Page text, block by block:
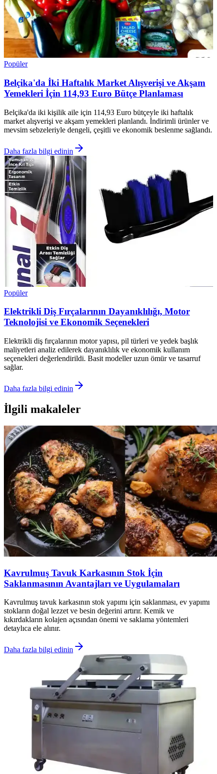
Popüler
Belçika'da İki Haftalık Market Alışverişi ve Akşam
Yemekleri İçin 114,93 Euro Bütçe Planlaması
Belçika'da iki kişilik aile için 114,93 Euro bütçeyle iki haftalık
market alışverişi ve akşam yemekleri planlandı. İndirimli ürünler ve
mevsim sebzeleriyle dengeli, çeşitli ve ekonomik beslenme sağlandı.
Daha fazla bilgi edinin
Popüler
Elektrikli Diş Fırçalarının Dayanıklılığı, Motor
Teknolojisi ve Ekonomik Seçenekleri
Elektrikli diş fırçalarının motor yapısı, pil türleri ve yedek başlık
maliyetleri analiz edilerek dayanıklılık ve ekonomik kullanım
seçenekleri değerlendirildi. Basit modeller uzun ömür ve tasarruf
sağlar.
Daha fazla bilgi edinin
İlgili makaleler
Kavrulmuş Tavuk Karkasının Stok İçin
Saklanmasının Avantajları ve Uygulamaları
Kavrulmuş tavuk karkasının stok yapımı için saklanması, ev yapımı
stokların doğal lezzet ve besin değerini artırır. Kemik ve
kıkırdakların kolajen açısından önemi ve saklama yöntemleri
detaylıca ele alınır.
Daha fazla bilgi edinin